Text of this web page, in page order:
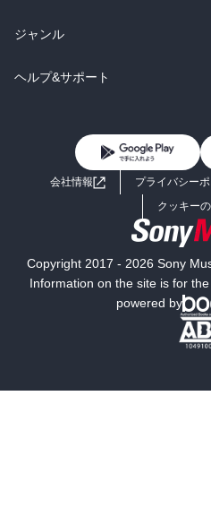
BL・TL
雑誌・グラビア
BL・TL
ラノベ
雑誌・グラビア
総合
ラノベ
ジャンル
コミック
ライトノベル
ミステリー
ヘルプ&サポート
よくあるご質問
会社情報 プライバシー
クッキー
Copyright 2017 - 2026 Sony
Information on the site is for
powered by